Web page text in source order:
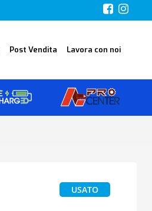
Post Vendita Lavora con noi
USATO